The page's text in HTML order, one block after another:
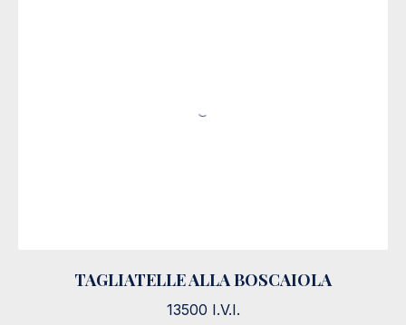
13500 I.V.I.
TAGLIATELLE ALLA BOSCAIOLA
13500 I.V.I.